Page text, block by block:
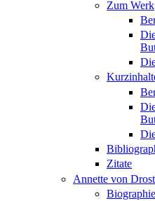
Zum Werk
Zitate
Annette von
Biographie